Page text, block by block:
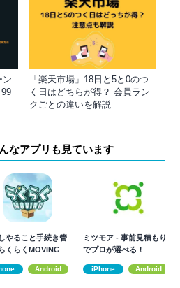
ン
「楽天市場」18日と5と0のつ
く日はどちらが得？ 会員ラン
クごとの違いを解説
なアプリも見ています
やること手続き管
らくMOVING
Android
ミツモア - 事前見積もり
でプロが選べる！
iPhone Android